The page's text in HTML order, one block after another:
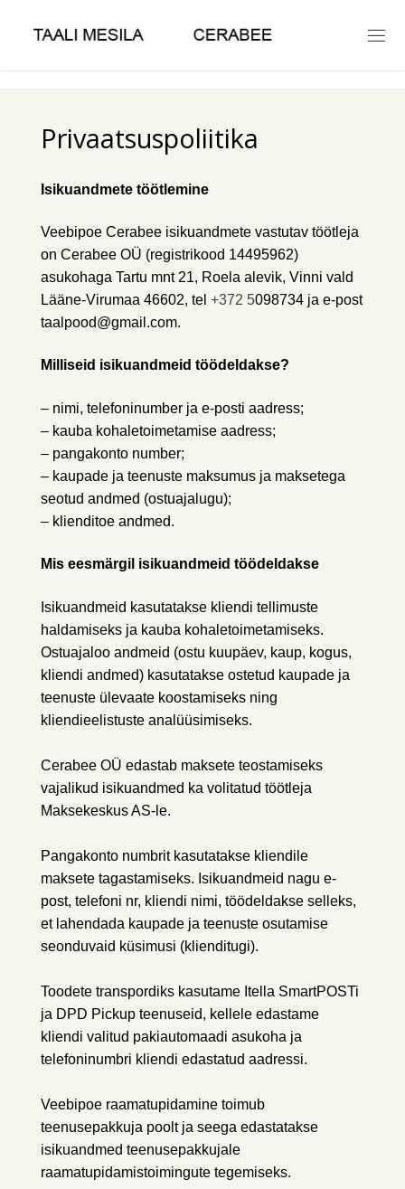
Privaatsuspoliitika
Isikuandmete töötlemine
Veebipoe Cerabee isikuandmete vastutav töötleja
on Cerabee OÜ (registrikood 14495962)
asukohaga Tartu mnt 21, Roela alevik, Vinni vald
Lääne-Virumaa 46602, tel +372 5098734 ja e-post
taalpood@gmail.com.
Milliseid isikuandmeid töödeldakse?
– nimi, telefoninumber ja e-posti aadress;
– kauba kohaletoimetamise aadress;
– pangakonto number;
– kaupade ja teenuste maksumus ja maksetega
seotud andmed (ostuajalugu);
– klienditoe andmed.
Mis eesmärgil isikuandmeid töödeldakse
Isikuandmeid kasutatakse kliendi tellimuste
haldamiseks ja kauba kohaletoimetamiseks.
Ostuajaloo andmeid (ostu kuupäev, kaup, kogus,
kliendi andmed) kasutatakse ostetud kaupade ja
teenuste ülevaate koostamiseks ning
kliendieelistuste analüüsimiseks.
Cerabee OÜ edastab maksete teostamiseks
vajalikud isikuandmed ka volitatud töötleja
Maksekeskus AS-le.
Pangakonto numbrit kasutatakse kliendile
maksete tagastamiseks. Isikuandmeid nagu e-
post, telefoni nr, kliendi nimi, töödeldakse selleks,
et lahendada kaupade ja teenuste osutamise
seonduvaid küsimusi (klienditugi).
Toodete transpordiks kasutame Itella SmartPOSTi
ja DPD Pickup teenuseid, kellele edastame
kliendi valitud pakiautomaadi asukoha ja
telefoninumbri kliendi edastatud aadressi.
Veebipoe raamatupidamine toimub
teenusepakkuja poolt ja seega edastatakse
isikuandmed teenusepakkujale
raamatupidamistoimingute tegemiseks.